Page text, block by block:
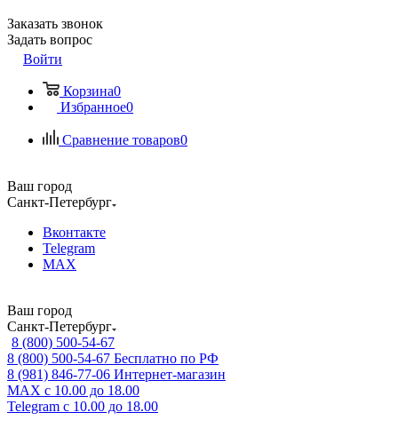
Заказать звонок
Задать вопрос
Войти
Корзина0
Избранное0
Сравнение товаров0
Ваш город
Санкт-Петербург
Вконтакте
Telegram
MAX
Ваш город
Санкт-Петербург
8 (800) 500-54-67
8 (800) 500-54-67 Бесплатно по РФ
8 (981) 846-77-06 Интернет-магазин
MAX с 10.00 до 18.00
Telegram с 10.00 до 18.00